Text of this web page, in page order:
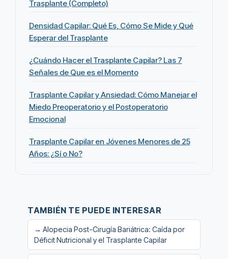
Trasplante (Completo)
Densidad Capilar: Qué Es, Cómo Se Mide y Qué
Esperar del Trasplante
¿Cuándo Hacer el Trasplante Capilar? Las 7
Señales de Que es el Momento
Trasplante Capilar y Ansiedad: Cómo Manejar el
Miedo Preoperatorio y el Postoperatorio
Emocional
Trasplante Capilar en Jóvenes Menores de 25
Años: ¿Sí o No?
TAMBIÉN TE PUEDE INTERESAR
→ Alopecia Post-Cirugía Bariátrica: Caída por
Déficit Nutricional y el Trasplante Capilar